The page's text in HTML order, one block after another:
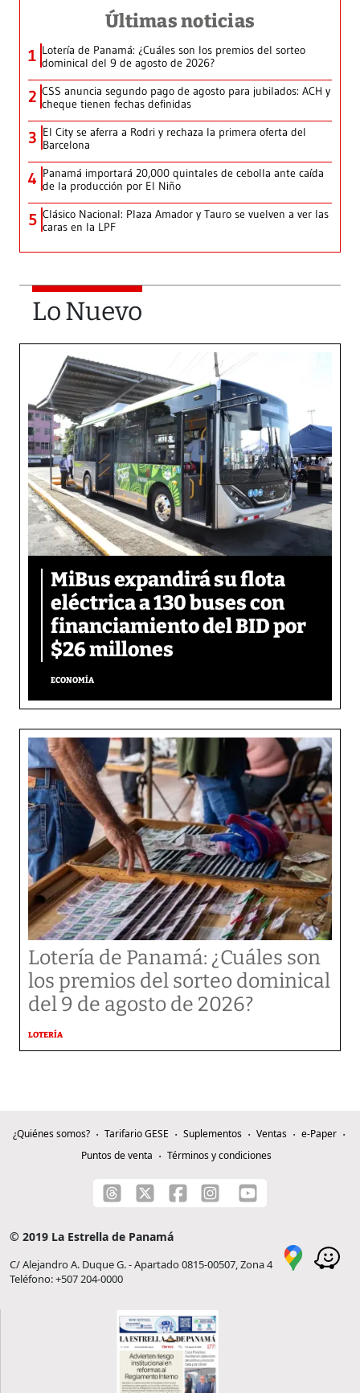
Últimas noticias
1 Lotería de Panamá: ¿Cuáles son los premios del sorteo
dominical del 9 de agosto de 2026?
2 CSS anuncia segundo pago de agosto para jubilados: ACH y
cheque tienen fechas definidas
3 El City se aferra a Rodri y rechaza la primera oferta del
Barcelona
4 Panamá importará 20,000 quintales de cebolla ante caída
de la producción por El Niño
5 Clásico Nacional: Plaza Amador y Tauro se vuelven a ver las
caras en la LPF
Lo Nuevo
MiBus expandirá su flota
eléctrica a 130 buses con
financiamiento del BID por
$26 millones
ECONOMÍA
Lotería de Panamá: ¿Cuáles son
los premios del sorteo dominical
del 9 de agosto de 2026?
LOTERÍA
¿Quiénes somos? Tarifario GESE Suplementos Ventas
e-Paper
Puntos de venta
Términos y condiciones
© 2019 La Estrella de Panamá
C/ Alejandro A. Duque G. - Apartado 0815-00507, Zona 4
Teléfono: +507 204-0000